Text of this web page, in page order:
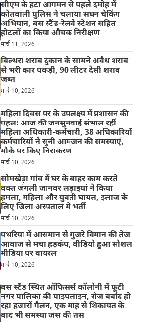
सीएम के हटा आगमन से पहले दमोह में
कोतवाली पुलिस ने चलाया सघन चेकिंग
अभियान, बस स्टैंड-रेलवे स्टेशन सहित
होटलों का किया औचक निरीक्षण
मार्च 11, 2026
बिल्थरा शराब दुकान के सामने अवैध शराब
से भरी कार पकड़ी, 90 लीटर देसी शराब
जब्त
मार्च 10, 2026
महिला दिवस पर के उपलक्ष्य में प्रशासन की
पहल: आज की जनसुनवाई संभाल रहीं
महिला अधिकारी-कर्मचारी, 38 अधिकारियों
कर्मचारियों ने सुनी आमजन की समस्याएं,
मौके पर किए निराकरण
मार्च 10, 2026
सोमखेड़ा गांव में घर के बाहर काम करते
वक्त जंगली जानवर लड़ाइयां ने किया
हमला, महिला और युवती घायल, इलाज के
लिए जिला अस्पताल में भर्ती
मार्च 10, 2026
पथरिया में आसमान से गुजरे विमान की तेज
आवाज से मचा हड़कंप, वीडियो हुआ सोशल
मीडिया पर वायरल
मार्च 10, 2026
बस स्टैंड स्थित ऑफिसर्स कॉलोनी में फूटी
नगर पालिका की पाइपलाइन, रोज बर्बाद हो
रहा हजारों गैलन, एक माह से शिकायत के
बाद भी समस्या जस की तस